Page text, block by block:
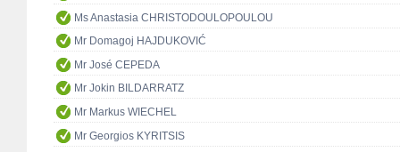
Ms Anastasia CHRISTODOULOPOULOU
Mr Domagoj HAJDUKOVIĆ
Mr José CEPEDA
Mr Jokin BILDARRATZ
Mr Markus WIECHEL
Mr Georgios KYRITSIS